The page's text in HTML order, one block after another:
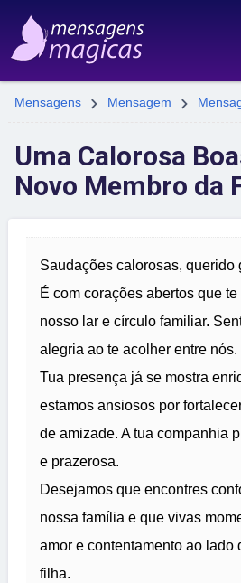
Mensagens  Mensagem 
Uma Calorosa
Novo Membro da
Saudações calorosas, querido
É com corações abertos que
nosso lar e círculo familiar.
alegria ao te acolher entre nós.
Tua presença já se mostra
estamos ansiosos por
de amizade. A tua companhia
e prazerosa.
Desejamos que encontres
nossa família e que vivas
amor e contentamento ao lado
filha.